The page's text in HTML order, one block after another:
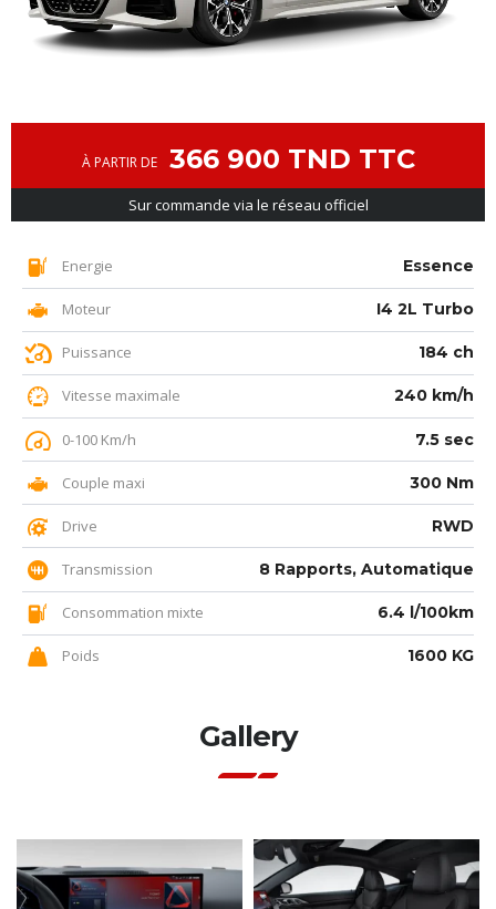
366 900 TND TTC
À PARTIR DE
Sur commande via le réseau officiel
Energie Essence
Moteur I4 2L Turbo
Puissance 184 ch
Vitesse maximale 240 km/h
0-100 Km/h 7.5 sec
Couple maxi 300 Nm
Drive RWD
Transmission 8 Rapports, Automatique
Consommation mixte 6.4 l/100km
Poids 1600 KG
Gallery